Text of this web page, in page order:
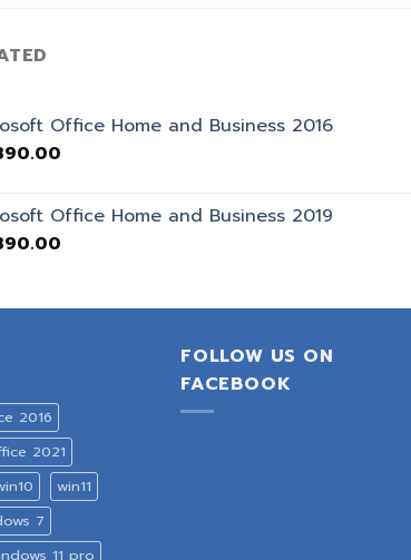
Office Home and Business 2016
Office Home and Business 2019
2016
2021
win11
7
11 pro
FOLLOW US ON
FACEBOOK